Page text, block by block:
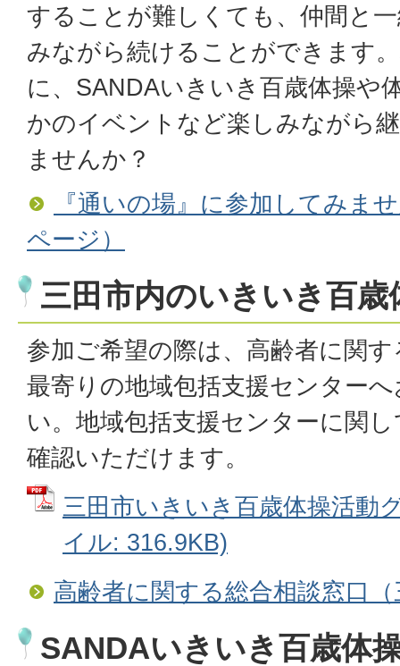
することが難しくても、仲間と
みながら続けることができます
に、SANDAいきいき百歳体操や
かのイベントなど楽しみながら
ませんか？
『通いの場』に参加してみま
ページ）
三田市内のいきいき百
参加ご希望の際は、高齢者に関
最寄りの地域包括支援センター
い。地域包括支援センターに関
確認いただけます。
三田市いきいき百歳体操活動
イル: 316.9KB)
高齢者に関する総合相談窓口
SANDAいきいき百歳体